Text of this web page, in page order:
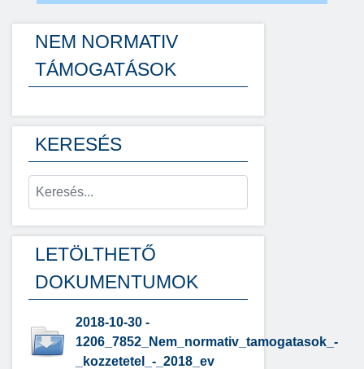
NEM NORMATIV
TÁMOGATÁSOK
KERESÉS
LETÖLTHETŐ
DOKUMENTUMOK
2018-10-30 -
1206_7852_Nem_normativ_tamogatasok_-
_kozzetetel_-_2018_ev